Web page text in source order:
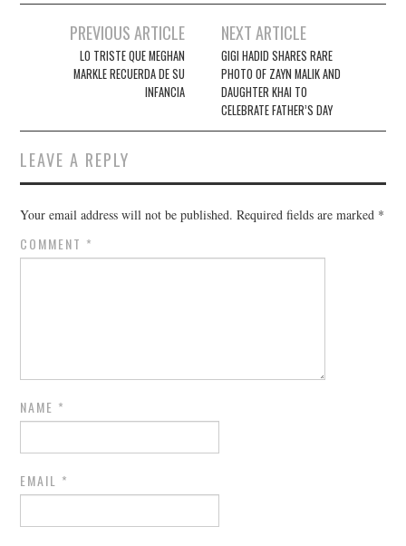
navigation
PREVIOUS ARTICLE
LO TRISTE QUE MEGHAN
MARKLE RECUERDA DE SU
INFANCIA
NEXT ARTICLE
GIGI HADID SHARES RARE
PHOTO OF ZAYN MALIK AND
DAUGHTER KHAI TO
CELEBRATE FATHER’S DAY
LEAVE A REPLY
Your email address will not be published. Required fields are marked *
COMMENT *
NAME *
EMAIL *